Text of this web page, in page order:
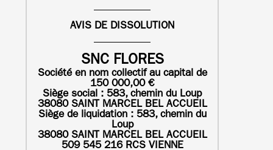
AVIS DE DISSOLUTION
SNC FLORES
Société en nom collectif au capital de
150 000,00 €
Siège social : 583, chemin du Loup
38080 SAINT MARCEL BEL ACCUEIL
Siège de liquidation : 583, chemin du
Loup
38080 SAINT MARCEL BEL ACCUEIL
509 545 216 RCS VIENNE